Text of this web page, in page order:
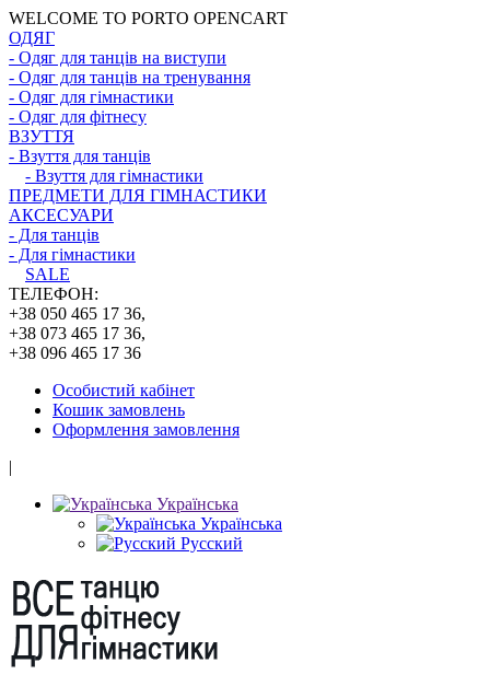
WELCOME TO PORTO OPENCART
ОДЯГ
- Одяг для танців на виступи
- Одяг для танців на тренування
- Одяг для гімнастики
- Одяг для фітнесу
ВЗУТТЯ
- Взуття для танців
- Взуття для гімнастики
ПРЕДМЕТИ ДЛЯ ГІМНАСТИКИ
АКСЕСУАРИ
- Для танців
- Для гімнастики
SALE
ТЕЛЕФОН:
+38 050 465 17 36,
+38 073 465 17 36,
+38 096 465 17 36
Особистий кабінет
Кошик замовлень
Оформлення замовлення
|
Українська
Українська
Русский